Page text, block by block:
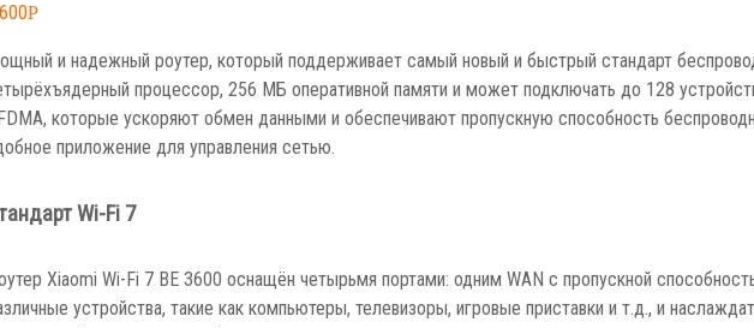
Р
и надежный роутер, который поддерживает самый новый и быстрый стандарт
процессор, 256 МБ оперативной памяти и может подключать до 128
которые ускоряют обмен данными и обеспечивают пропускную способность
приложение для управления сетью.
Wi-Fi 7
Xiaomi Wi-Fi 7 BE 3600 оснащён четырьмя портами: одним WAN с пропускной
устройства, такие как компьютеры, телевизоры, игровые приставки и т.д., и